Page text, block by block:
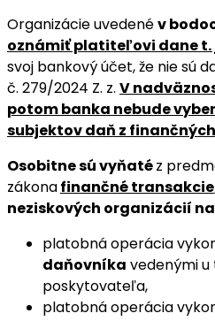
Organizácie uvedenév
oznámiť platiteľovi dane t.
svoj bankový účet, že nie sú
č. 279/2024 Z. z. V
potom banka nebude
subjektov daň z
Osobitne sú vyňatéz
zákonafinančné transakcie
neziskových organizácií
platobná operácia
daňovníka vedenými
poskytovateľa,
platobná operácia